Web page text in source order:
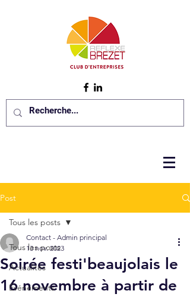
Post
Tous les posts
Actualités
Événements
Tous les posts
Soirée festi'beaujolais le
16 novembre à partir de
Contact - Admin principal
13 nov. 2023